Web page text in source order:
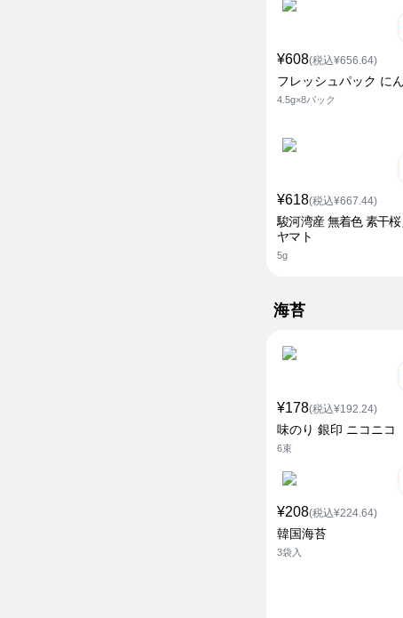
¥608(税込¥656.64)
フレッシュパック に
4.5g×8パック
¥618(税込¥667.44)
駿河湾産 無着色 素干
ヤマト
5g
海苔
¥178(税込¥192.24)
味のり 銀印 ニコニコ
6束
¥208(税込¥224.64)
韓国海苔
3袋入